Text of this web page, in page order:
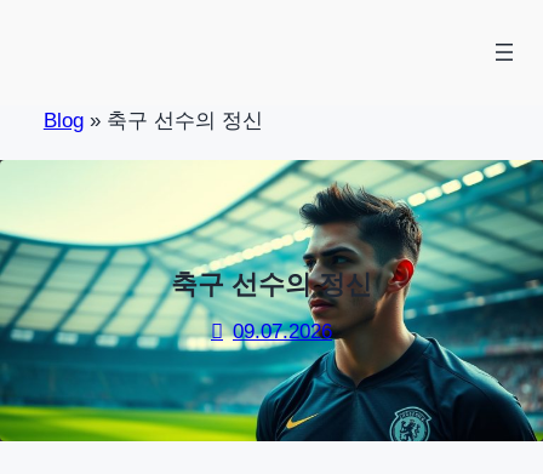
Blog» 축구 선수의 정신
축구 선수의 정신
09.07.2026